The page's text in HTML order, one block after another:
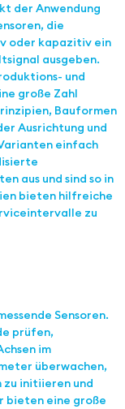
der Anwendung
die
oder kapazitiv ein
ausgeben.
und
große Zahl
Bauformen
Ausrichtung und
einfach
aus und sind so in
bieten hilfreiche
zu
Sensoren.
prüfen,
im
überwachen,
initiieren und
bieten eine große